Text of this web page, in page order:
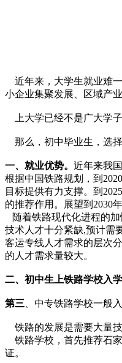
近年来，大学生就业难
小企业集聚发展、区域产
上大学已经不是广大学
那么，初中毕业生，选
一、就业优势。 近年来我
根据中国铁路规划，到
目标提供有力支撑。到
的推荐作用。展望到2030
随着铁路现代化进程的加
技术人才十分紧缺,预计需
客运专线人才需求的层次
的人才需求量较大。
二、初中生上铁路学校入学
第三 、中专铁路学校一般
铁路的发展是需要大量
铁路学校，首先推荐石
证。